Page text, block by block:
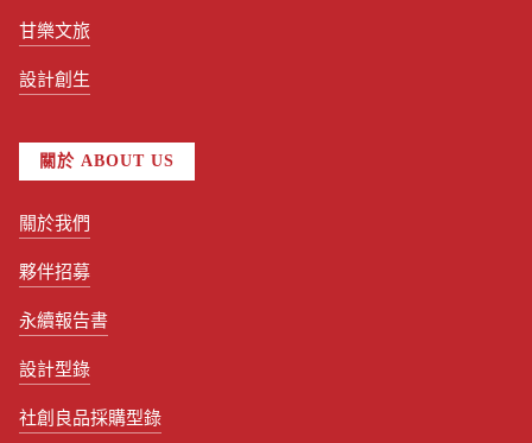
甘樂文旅
設計創生
關於 ABOUT US
關於我們
夥伴招募
永續報告書
設計型錄
社創良品採購型錄